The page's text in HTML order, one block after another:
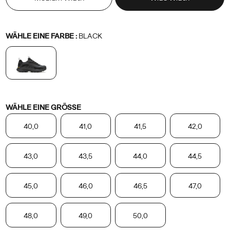
mit
weltweiten
Innovationen.
Die
für
Merrell
entworfene
Vibram
Gummisohle
mit
komplett
neuem
Design
und
Variations
WÄHLE EINE FARBE: BLACK
Variations
WÄHLE EINE GRÖSSE
40,0 41,0 41,5 42,0
43,0 43,5 44,0 44,5
45,0 46,0 46,5 47,0
48,0 49,0 50,0